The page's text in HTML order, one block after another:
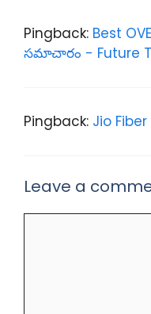
Pingback: Best
సమాచారం - Future
Pingback: Jio
Leave a